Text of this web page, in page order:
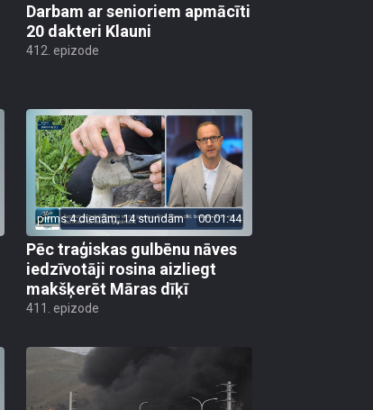
Darbam ar senioriem apmācīti
20 dakteri Klauni
412. epizode
pirms 4 dienām, 14 stundām 00:01:44
Pēc traģiskas gulbēnu nāves
iedzīvotāji rosina aizliegt
makšķerēt Māras dīķī
411. epizode